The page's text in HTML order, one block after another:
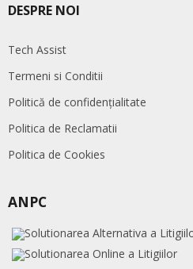
DESPRE NOI
Tech Assist
Termeni si Conditii
Politică de confidențialitate
Politica de Reclamatii
Politica de Cookies
ANPC